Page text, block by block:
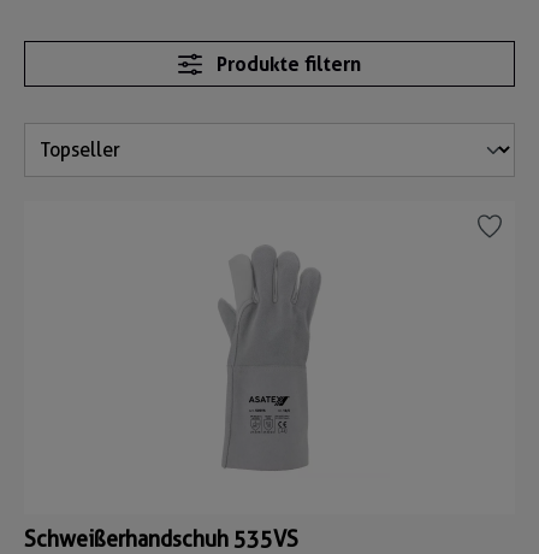
Produkte filtern
Schweißerhandschuh 535VS